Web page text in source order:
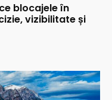
blocajele în
vizibilitate și